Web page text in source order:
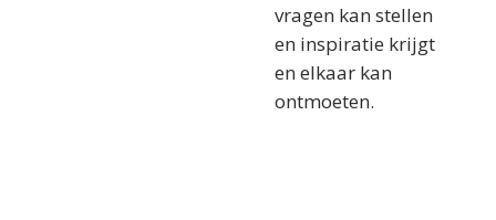
vragen kan stellen
en inspiratie krijgt
en elkaar kan
ontmoeten.